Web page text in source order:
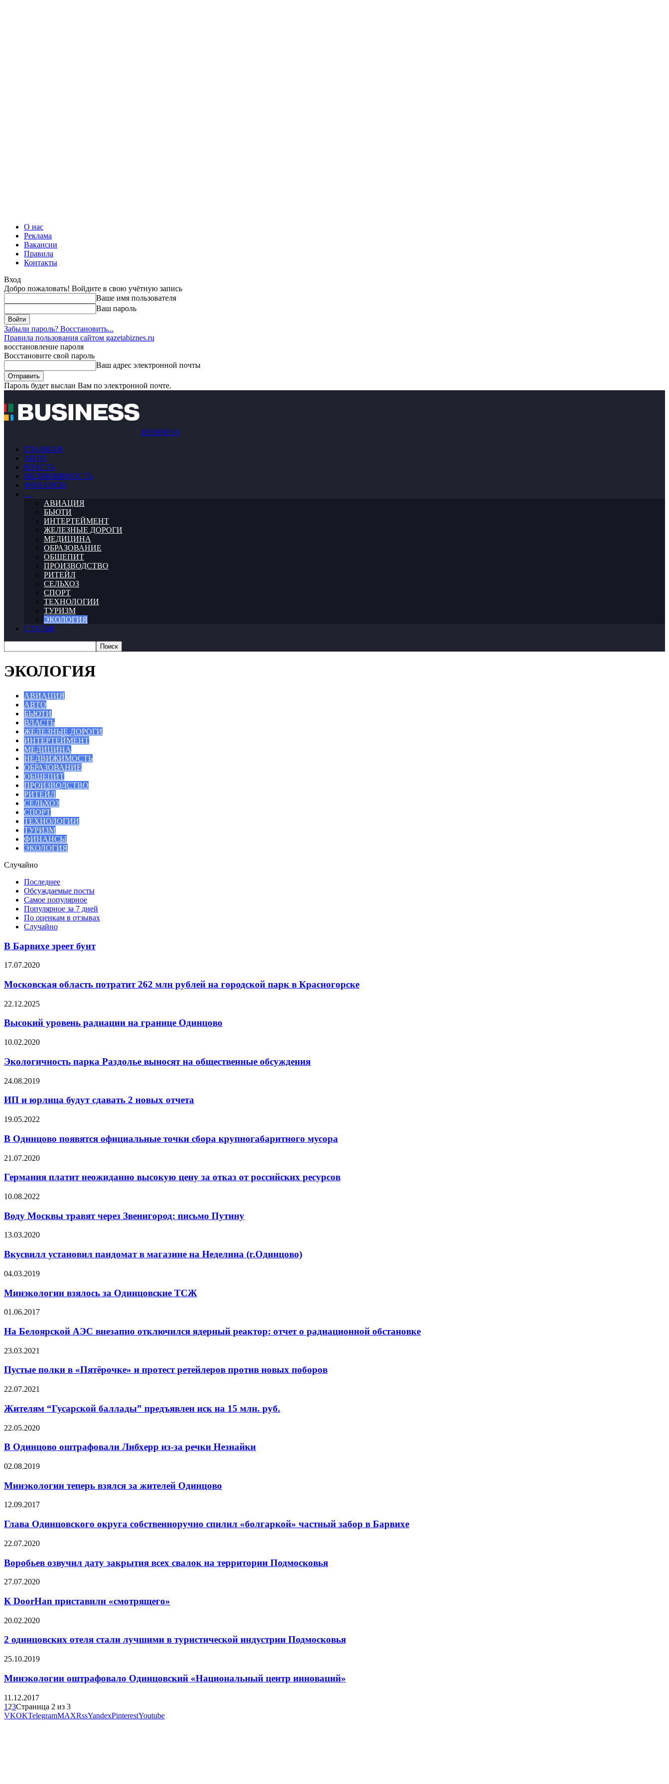
О нас
Реклама
Вакансии
Правила
Контакты
Вход
Добро пожаловать! Войдите в свою учётную запись
Ваше имя пользователя
Ваш пароль
Забыли пароль? Восстановить...
Правила пользования сайтом gazetabiznes.ru
восстановление пароля
Восстановите свой пароль
Ваш адрес электронной почты
Пароль будет выслан Вам по электронной почте.
BUSINESS
ГЛАВНАЯ
АВТО
ВЛАСТЬ
НЕДВИЖИМОСТЬ
ФИНАНСЫ
…
АВИАЦИЯ
БЬЮТИ
ИНТЕРТЕЙМЕНТ
ЖЕЛЕЗНЫЕ ДОРОГИ
МЕДИЦИНА
ОБРАЗОВАНИЕ
ОБЩЕПИТ
ПРОИЗВОДСТВО
РИТЕЙЛ
СЕЛЬХОЗ
СПОРТ
ТЕХНОЛОГИИ
ТУРИЗМ
ЭКОЛОГИЯ
СТАТЬИ
ЭКОЛОГИЯ
АВИАЦИЯ
АВТО
БЬЮТИ
ВЛАСТЬ
ЖЕЛЕЗНЫЕ ДОРОГИ
ИНТЕРТЕЙМЕНТ
МЕДИЦИНА
НЕДВИЖИМОСТЬ
ОБРАЗОВАНИЕ
ОБЩЕПИТ
ПРОИЗВОДСТВО
РИТЕЙЛ
СЕЛЬХОЗ
СПОРТ
ТЕХНОЛОГИИ
ТУРИЗМ
ФИНАНСЫ
ЭКОЛОГИЯ
Случайно
Последнее
Обсуждаемые посты
Самое популярное
Популярное за 7 дней
По оценкам в отзывах
Случайно
В Барвихе зреет бунт
17.07.2020
Московская область потратит 262 млн рублей на городской парк в Красногорске
22.12.2025
Высокий уровень радиации на границе Одинцово
10.02.2020
Экологичность парка Раздолье выносят на общественные обсуждения
24.08.2019
ИП и юрлица будут сдавать 2 новых отчета
19.05.2022
В Одинцово появятся официальные точки сбора крупногабаритного мусора
21.07.2020
Германия платит неожиданно высокую цену за отказ от российских ресурсов
10.08.2022
Воду Москвы травят через Звенигород: письмо Путину
13.03.2020
Вкусвилл установил пандомат в магазине на Неделина (г.Одинцово)
04.03.2019
Минэкологии взялось за Одинцовские ТСЖ
01.06.2017
На Белоярской АЭС внезапно отключился ядерный реактор: отчет о радиационной обстановке
23.03.2021
Пустые полки в «Пятёрочке» и протест ретейлеров против новых поборов
22.07.2021
Жителям “Гусарской баллады” предъявлен иск на 15 млн. руб.
22.05.2020
В Одинцово оштрафовали Либхерр из-за речки Незнайки
02.08.2019
Минэкологии теперь взялся за жителей Одинцово
12.09.2017
Глава Одинцовского округа собственноручно спилил «болгаркой» частный забор в Барвихе
22.07.2020
Воробьев озвучил дату закрытия всех свалок на территории Подмосковья
27.07.2020
К DoorHan приставили «смотрящего»
20.02.2020
2 одинцовских отеля стали лучшими в туристической индустрии Подмосковья
25.10.2019
Минэкологии оштрафовало Одинцовский «Национальный центр инноваций»
11.12.2017
1 23Страница 2 из 3
VKOKTelegramMAXRssYandexPinterestYoutube